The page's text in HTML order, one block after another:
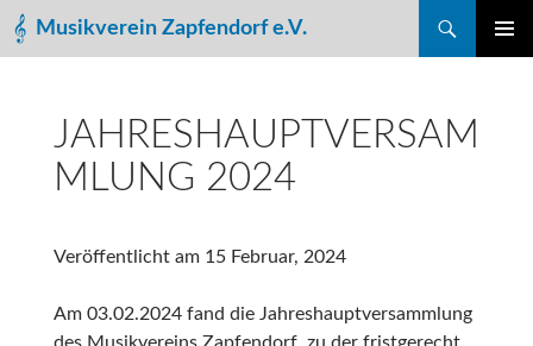
Musikverein Zapfendorf e.V.
Suchen
ZUM
JAHRESHAUPTVERSAM
MLUNG 2024
Veröffentlicht am 15 Februar, 2024
Am 03.02.2024 fand die Jahreshauptversammlung